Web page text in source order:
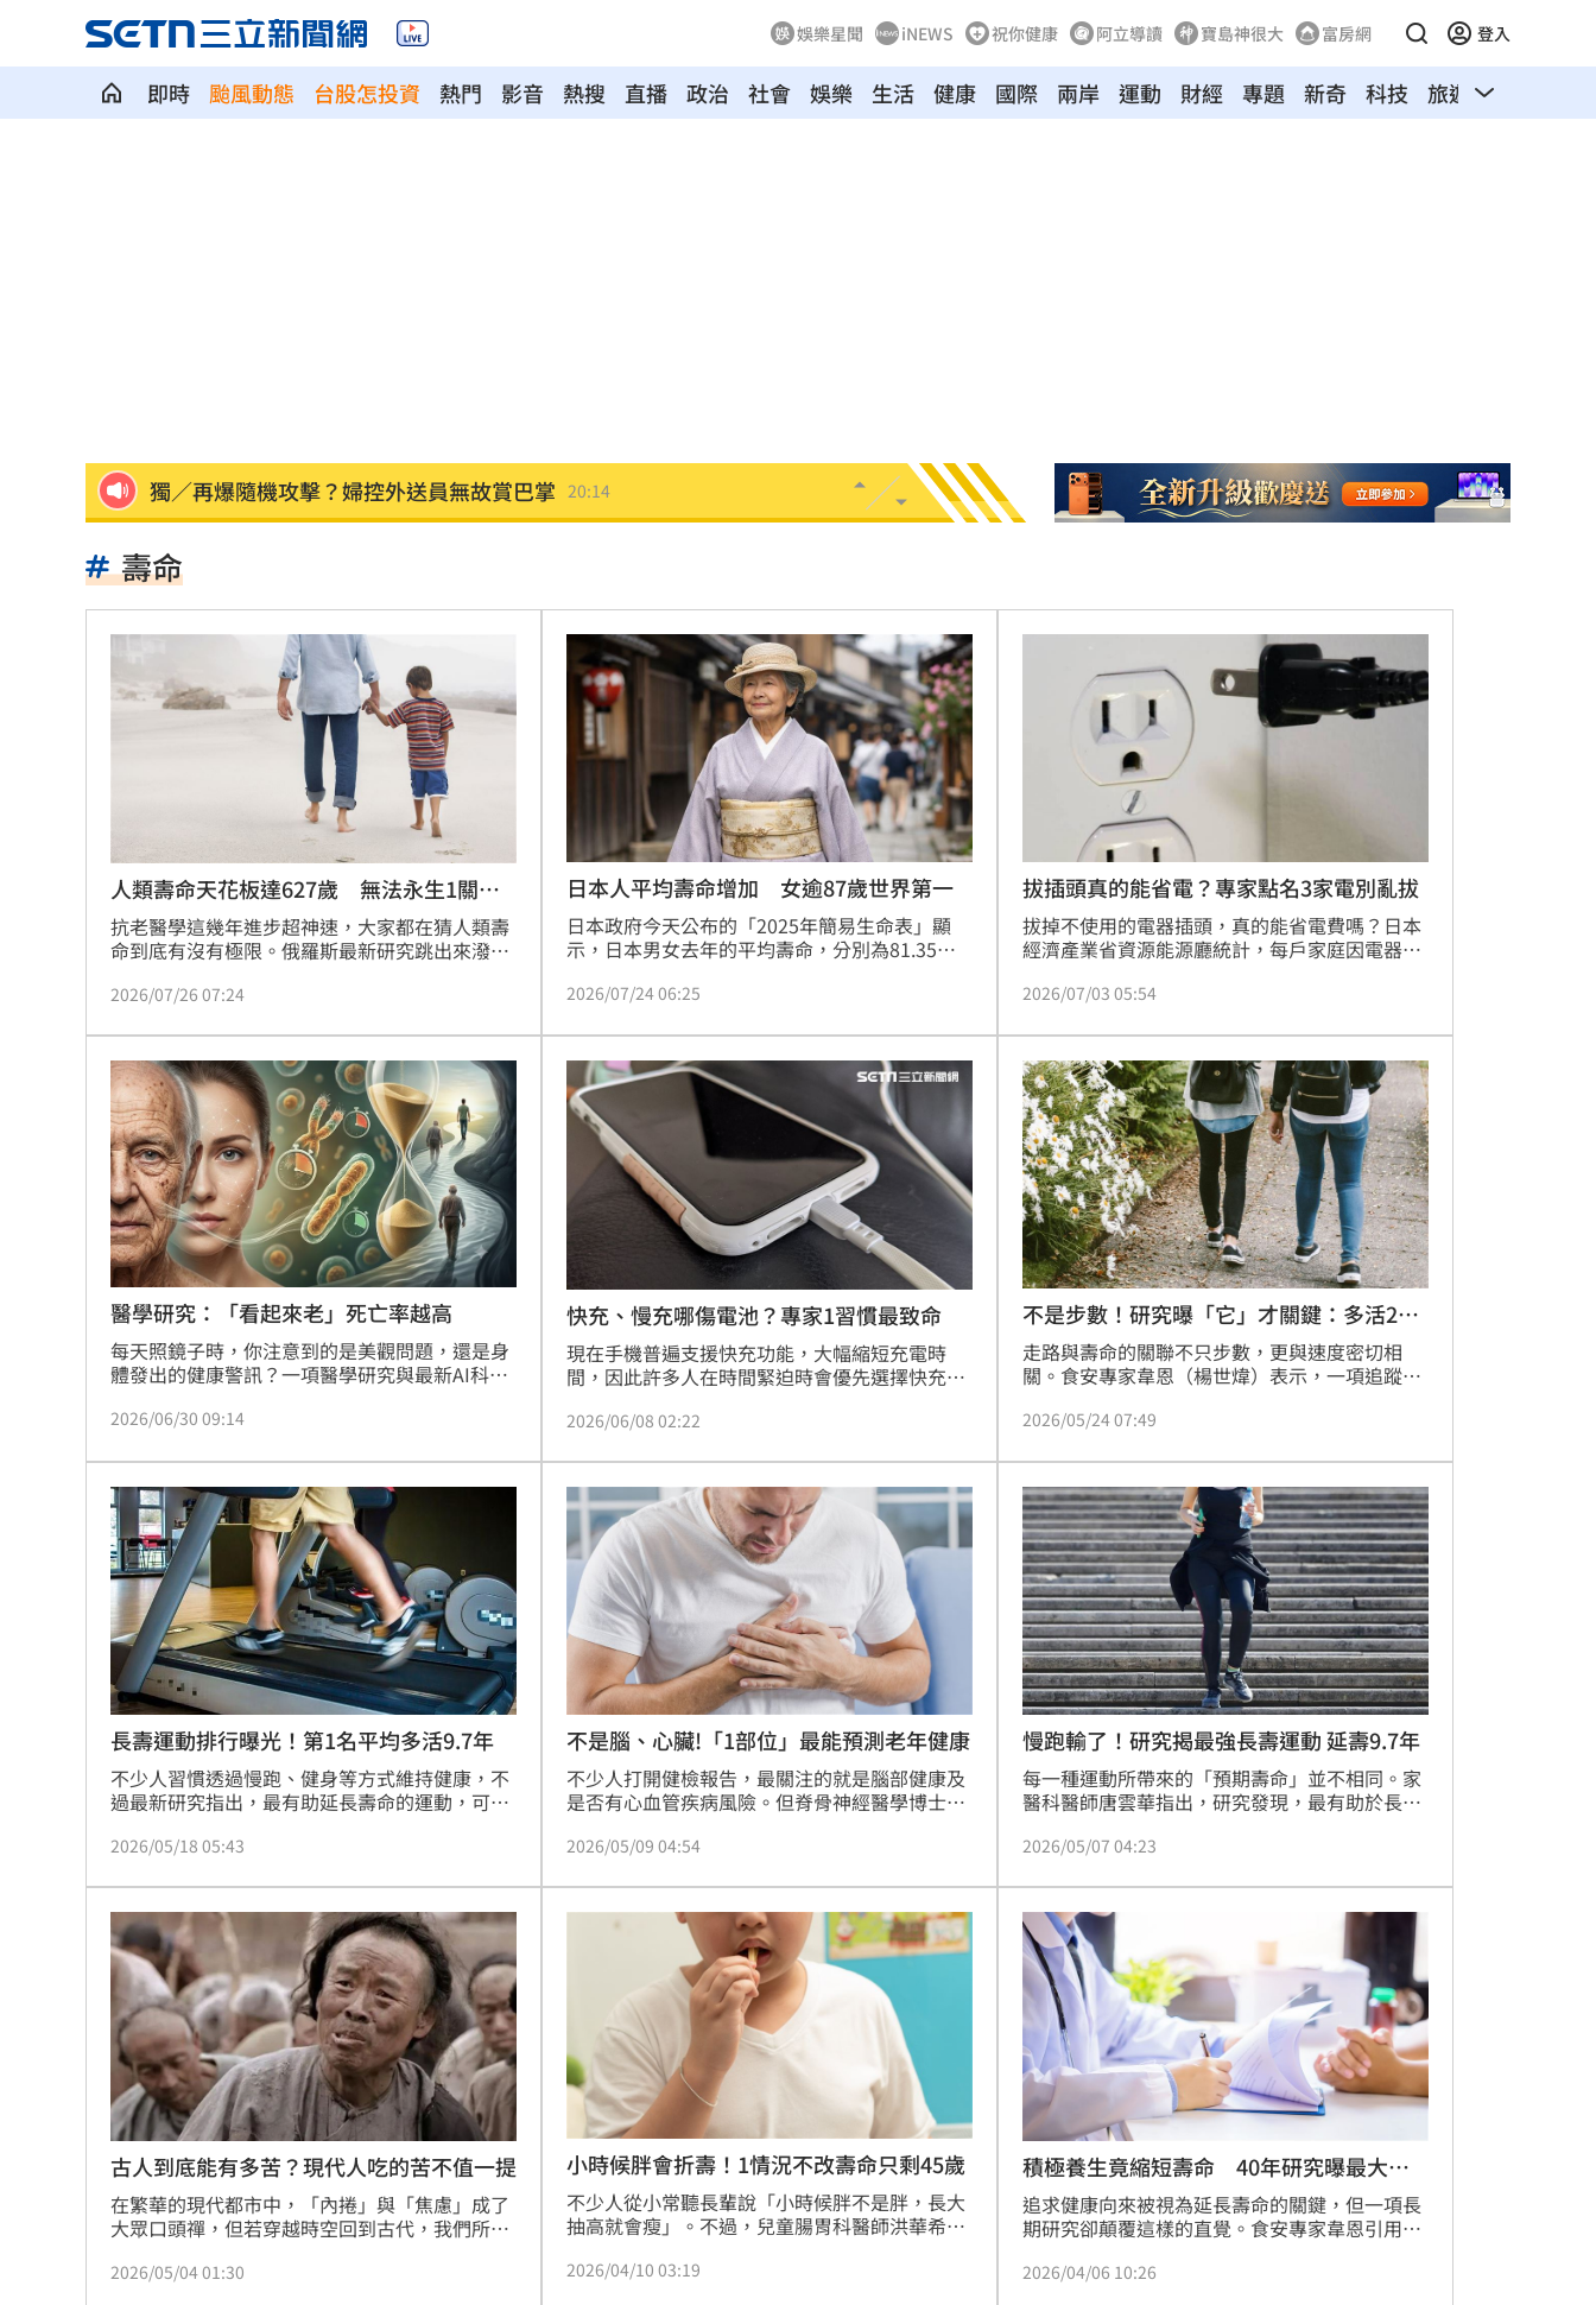
娛樂星聞 iNEWS 祝你健康 阿立導讀 寶島神很大 富房網 登入
即時 颱風動態 台股怎投資 熱門 影音 熱搜 直播 政治 社會 娛樂 生活 健康 國際 兩岸 運動 財經 專題 新奇 科技 旅遊 汽車
獨／再爆隨機攻擊？婦控外送員無故賞巴掌 20:14
台股7月大回檔！0050申購額再破紀錄
2000人堵教堂搶看C羅婚禮 竟是超大烏龍 20:01
禾伸堂、南電出關日 處置股新規風險曝 20:00
平野惠一率兄弟奪171勝 中職最多勝外教 19:56
女股神加碼狂掃台積電！外媒揭全因這巨頭 19:53
想吃清淡！他搭機點「這特殊餐」傻眼了 19:51
買房3年才知「蜘蛛人住我家」屋主超傻眼 19:47
生日變親人忌日！直升機慶祝墜機4人罹難 19:47
台中小五童遭同學踢下體腫2倍大 判賠金曝 19:42
粉絲輕生後首露面！西村力演唱會狀態超好 19:33
阿信慘跌 親洩言承旭吳建豪周渝民真面目 19:33
「AI性愛機器人」將問世！聊天還可換姿勢 19:32
台灣彩券開獎直播中 20:31
LIVE三立+24小時直播 15:27
三立iNEWS新聞台線上直播
商場戰國來臨 台中「頂奢大道」逐漸成形
台彩父親節推新刮刮樂千萬頭獎超「爸」氣 12:00
「拍片人的多重宇宙」職涯論壇9/12登場！ 10:30
8國球員齊聚高雄 Formosa 7s掀足球熱潮 10:00
理想混蛋號召粉絲跨海追星吃美食！ 18:15
壽命
人類壽命天花板達627歲 無法永生1關鍵
曝
抗老醫學這幾年進步超神速，大家都在猜人類壽
命到底有沒有極限。俄羅斯最新研究跳出來潑了
通通修好，人類還是很難真正長生不死。不過在
到194歲，而理論模型甚至推導出極端情況下最
高可達627歲。
2026/07/26 07:24
日本人平均壽命增加 女逾87歲世界第一
日本政府今天公布的「2025年簡易生命表」顯
示，日本男女去年的平均壽命，分別為81.35歲
日本女性的平均壽命蟬聯全球第一。
2026/07/24 06:25
拔插頭真的能省電？專家點名3家電別亂拔
拔掉不使用的電器插頭，真的能省電費嗎？日本
經濟產業省資源能源廳統計，每戶家庭因電器待
5.1%，每年默默耗費約7068日圓（約新台幣
省下一些電費，但並非所有家電都適合，盲目拔
除甚至可能縮短電器壽命。
2026/07/03 05:54
醫學研究：「看起來老」死亡率越高
每天照鏡子時，你注意到的是美觀問題，還是身
體發出的健康警訊？一項醫學研究與最新AI科技
或年輕，更是一份每日更新的體檢報告，甚至能
2026/06/30 09:14
快充、慢充哪傷電池？專家1習慣最致命
現在手機普遍支援快充功能，大幅縮短充電時
間，因此許多人在時間緊迫時會優先選擇快充。
用者關心的問題。外媒《BGR》對此進行了分
2026/06/08 02:22
不是步數！研究曝「它」才關鍵：多活21
年
走路與壽命的關聯不只步數，更與速度密切相
關。食安專家韋恩（楊世煒）表示，一項追蹤3.4
劑量關係。步速最快者的平均壽命95歲，多出步
2026/05/24 07:49
長壽運動排行曝光！第1名平均多活9.7年
不少人習慣透過慢跑、健身等方式維持健康，不
過最新研究指出，最有助延長壽命的運動，可能
一項刊登於《梅奧診所學報》的研究指出，網球
壽命。
2026/05/18 05:43
不是腦、心臟!「1部位」最能預測老年健康
不少人打開健檢報告，最關注的就是腦部健康及
是否有心血管疾病風險。但脊骨神經醫學博士康
常被忽略的部位，和身體老化及壽命息息相關，
2026/05/09 04:54
慢跑輸了！研究揭最強長壽運動 延壽9.7年
每一種運動所帶來的「預期壽命」並不相同。家
醫科醫師唐雲華指出，研究發現，最有助於長壽
9.7年，慢跑在榜單中則排在後段班。若覺得網球
是近年興起的皮克球。
2026/05/07 04:23
古人到底能有多苦？現代人吃的苦不值一提
在繁華的現代都市中，「內捲」與「焦慮」成了
大眾口頭禪，但若穿越時空回到古代，我們所感
十四年的冬夜，一代詩聖杜甫翻山越嶺回到家，
2026/05/04 01:30
小時候胖會折壽！1情況不改壽命只剩45歲
不少人從小常聽長輩說「小時候胖不是胖，長大
抽高就會瘦」。不過，兒童腸胃科醫師洪華希指
顯示，兒童肥胖有約55%的機率延續為青少年肥
2026/04/10 03:19
積極養生竟縮短壽命 40年研究曝最大關
鍵
追求健康向來被視為延長壽命的關鍵，但一項長
期研究卻顛覆這樣的直覺。食安專家韋恩引用發
即使血壓、血脂明顯改善，若長期處於高壓狀
2026/04/06 10:26